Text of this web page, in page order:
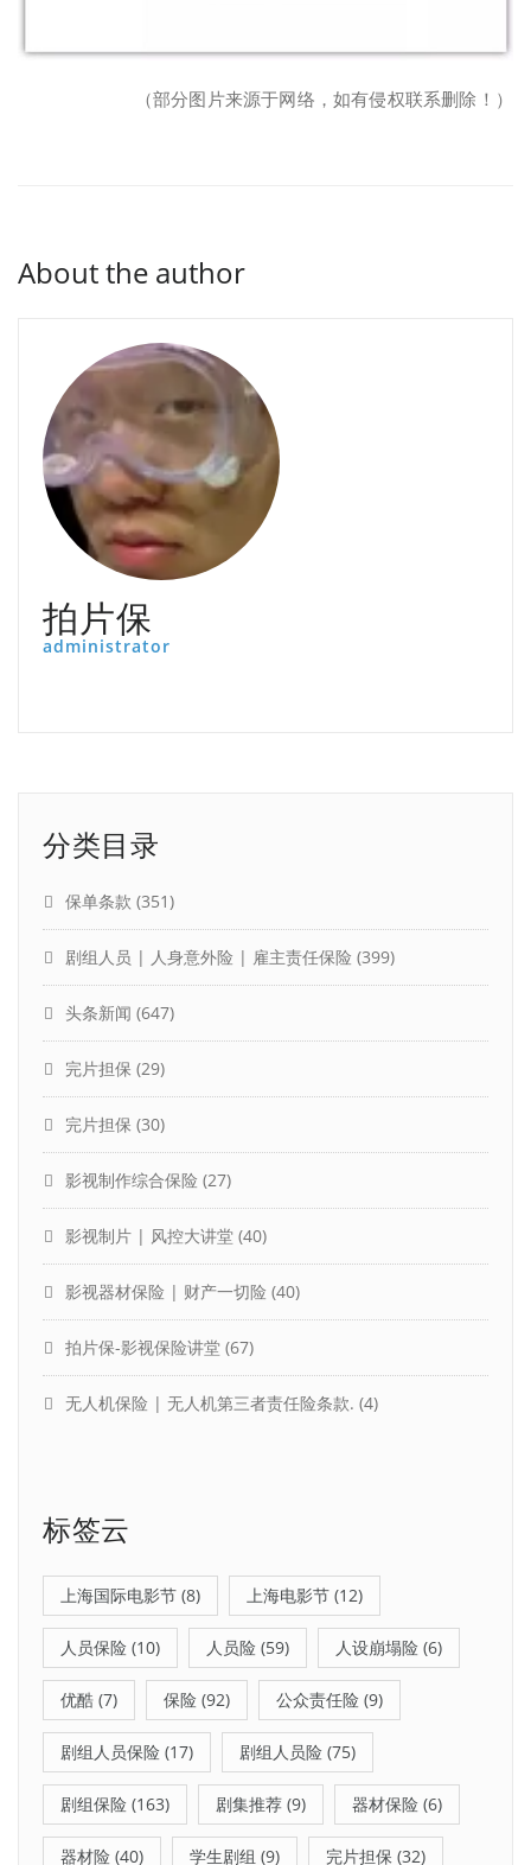
（部分图片来源于网络，如有侵权联系删除！）
About the author
拍片保
administrator
分类目录
保单条款 (351)
剧组人员 | 人身意外险 | 雇主责任保险 (399)
头条新闻 (647)
完片担保 (29)
完片担保 (30)
影视制作综合保险 (27)
影视制片 | 风控大讲堂 (40)
影视器材保险 | 财产一切险 (40)
拍片保-影视保险讲堂 (67)
无人机保险 | 无人机第三者责任险条款. (4)
标签云
上海国际电影节 (8) 上海电影节 (12)
人员保险 (10) 人员险 (59) 人设崩塌险 (6)
优酷 (7) 保险 (92) 公众责任险 (9)
剧组人员保险 (17) 剧组人员险 (75)
剧组保险 (163) 剧集推荐 (9) 器材保险 (6)
器材险 (40) 学生剧组 (9) 完片担保 (32)